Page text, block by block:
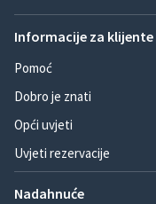
Informacije za klijente
Pomoć
Dobro je znati
Opći uvjeti
Uvjeti rezervacije
Nadahnuće